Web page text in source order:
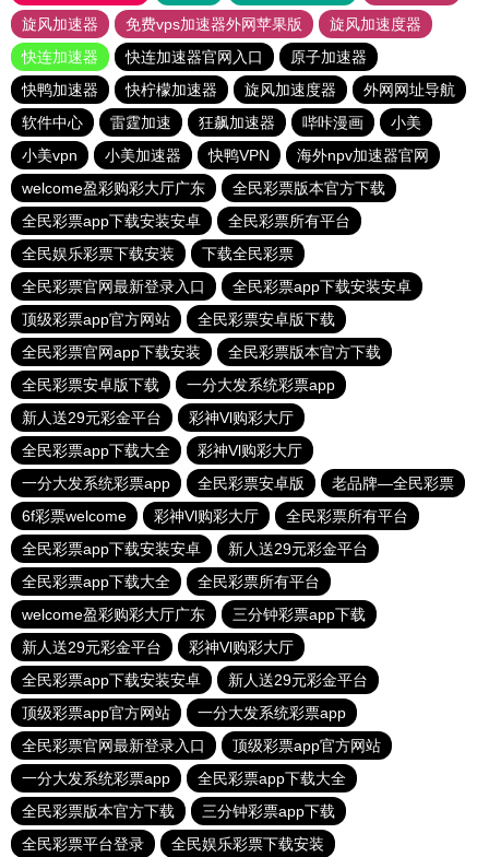
旋风加速器
免费vps加速器外网苹果版
旋风加速度器
快连加速器
快连加速器官网入口
原子加速器
快鸭加速器
快柠檬加速器 旋风加速度器
外网网址导航
软件中心
雷霆加速 狂飙加速器 哔咔漫画
小美
小美vpn
小美加速器 快鸭VPN
海外npv加速器官网
welcome盈彩购彩大厅广东
全民彩票版本官方下载
全民彩票app下载安装安卓
全民彩票所有平台
全民娱乐彩票下载安装
下载全民彩票
全民彩票官网最新登录入口
全民彩票app下载安装安卓
顶级彩票app官方网站
全民彩票安卓版下载
全民彩票官网app下载安装
全民彩票版本官方下载
全民彩票安卓版下载
一分大发系统彩票app
新人送29元彩金平台
彩神Vl购彩大厅
全民彩票app下载大全
彩神Vl购彩大厅
一分大发系统彩票app
全民彩票安卓版
老品牌—全民彩票
6f彩票welcome
彩神Vl购彩大厅
全民彩票所有平台
全民彩票app下载安装安卓
新人送29元彩金平台
全民彩票app下载大全
全民彩票所有平台
welcome盈彩购彩大厅广东
三分钟彩票app下载
新人送29元彩金平台
彩神Vl购彩大厅
全民彩票app下载安装安卓
新人送29元彩金平台
顶级彩票app官方网站
一分大发系统彩票app
全民彩票官网最新登录入口
顶级彩票app官方网站
一分大发系统彩票app
全民彩票app下载大全
全民彩票版本官方下载
三分钟彩票app下载
全民彩票平台登录
全民娱乐彩票下载安装